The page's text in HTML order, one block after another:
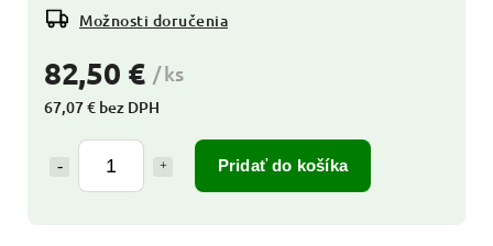
82,50 € / ks
67,07 € bez DPH
Pridať do košíka
Možnosti doručenia